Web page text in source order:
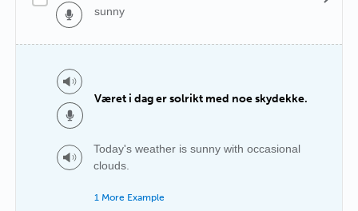
sunny
Været i dag er solrikt med noe skydekke.
Today's weather is sunny with occasional
clouds.
1 More Example